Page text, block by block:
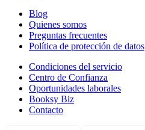
Blog
Quienes somos
Preguntas frecuentes
Política de protección de datos
Condiciones del servicio
Centro de Confianza
Oportunidades laborales
Booksy Biz
Contacto